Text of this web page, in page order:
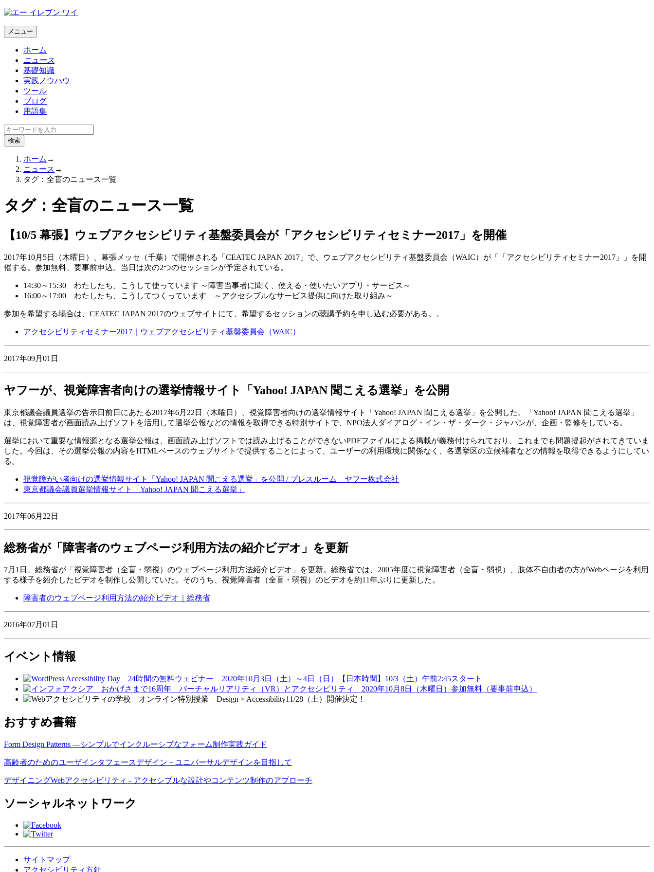
メニュー
ホーム
ニュース
基礎知識
実践ノウハウ
ツール
ブログ
用語集
ホーム →
ニュース →
タグ：全盲のニュース一覧
タグ：全盲のニュース一覧
【10/5 幕張】ウェブアクセシビリティ基盤委員会が「アクセシビリティセミナー2017」を開催
2017年10月5日（木曜日）、幕張メッセ（千葉）で開催される「CEATEC JAPAN 2017」で、ウェブアクセシビリティ基盤委員会（WAIC）が「「アクセシビリティセミナー2017」」を開
催する。参加無料、要事前申込。当日は次の2つのセッションが予定されている。
14:30～15:30 わたしたち、こうして使っています ～障害当事者に聞く、使える・使いたいアプリ・サービス～
16:00～17:00 わたしたち、こうしてつくっています ～アクセシブルなサービス提供に向けた取り組み～
参加を希望する場合は、CEATEC JAPAN 2017のウェブサイトにて、希望するセッションの聴講予約を申し込む必要がある。。
アクセシビリティセミナー2017｜ウェブアクセシビリティ基盤委員会（WAIC）
2017年09月01日
ヤフーが、視覚障害者向けの選挙情報サイト「Yahoo! JAPAN 聞こえる選挙」を公開
東京都議会議員選挙の告示日前日にあたる2017年6月22日（木曜日）、視覚障害者向けの選挙情報サイト「Yahoo! JAPAN 聞こえる選挙」を公開した。「Yahoo! JAPAN 聞こえる選挙」
は、視覚障害者が画面読み上げソフトを活用して選挙公報などの情報を取得できる特別サイトで、NPO法人ダイアログ・イン・ザ・ダーク・ジャパンが、企画・監修をしている。
選挙において重要な情報源となる選挙公報は、画面読み上げソフトでは読み上げることができないPDFファイルによる掲載が義務付けられており、これまでも問題提起がされてきていま
した。今回は、その選挙公報の内容をHTMLベースのウェブサイトで提供することによって、ユーザーの利用環境に関係なく、各選挙区の立候補者などの情報を取得できるようにしてい
る。
視覚障がい者向けの選挙情報サイト「Yahoo! JAPAN 聞こえる選挙」を公開 / プレスルーム – ヤフー株式会社
東京都議会議員選挙情報サイト「Yahoo! JAPAN 聞こえる選挙」
2017年06月22日
総務省が「障害者のウェブページ利用方法の紹介ビデオ」を更新
7月1日、総務省が「視覚障害者（全盲・弱視）のウェブページ利用方法紹介ビデオ」を更新。総務省では、2005年度に視覚障害者（全盲・弱視）、肢体不自由者の方がWebページを利用
する様子を紹介したビデオを制作し公開していた。そのうち、視覚障害者（全盲・弱視）のビデオを約11年ぶりに更新した。
障害者のウェブページ利用方法の紹介ビデオ｜総務省
2016年07月01日
イベント情報
【日本時間】10/3（土）午前2:45スタート
参加無料（要事前申込）
11/28（土）開催決定！
おすすめ書籍
Form Design Patterns ―シンプルでインクルーシブなフォーム制作実践ガイド
高齢者のためのユーザインタフェースデザイン－ユニバーサルデザインを目指して
デザイニングWebアクセシビリティ - アクセシブルな設計やコンテンツ制作のアプローチ
ソーシャルネットワーク
サイトマップ
アクセシビリティ方針